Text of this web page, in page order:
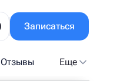
Записаться
Отзывы Еще